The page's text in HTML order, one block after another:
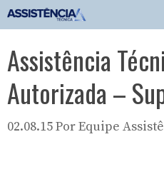
Pular
para
conteúdo
Assistência
Autorizada –
02.08.15PorEquipe